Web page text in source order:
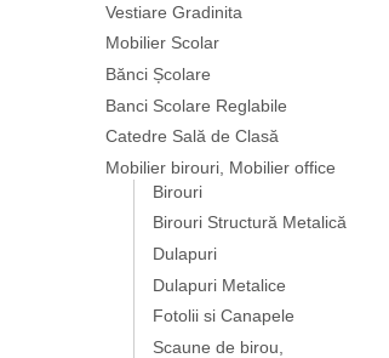
Vestiare Gradinita
Mobilier Scolar
Bănci Școlare
Banci Scolare Reglabile
Catedre Sală de Clasă
Mobilier birouri, Mobilier office
Birouri
Birouri Structură Metalică
Dulapuri
Dulapuri Metalice
Fotolii si Canapele
Scaune de birou,